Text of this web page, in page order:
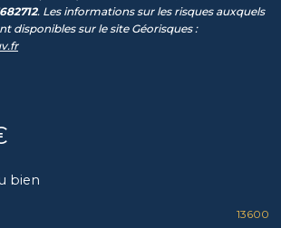
. Les informations sur les risques auxquels
disponibles sur le site Géorisques :
bien
13600